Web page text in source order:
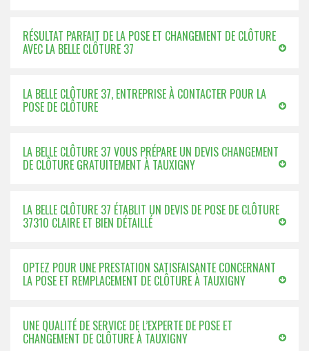
RÉSULTAT PARFAIT DE LA POSE ET CHANGEMENT DE CLÔTURE
AVEC LA BELLE CLÔTURE 37
LA BELLE CLÔTURE 37, ENTREPRISE À CONTACTER POUR LA
POSE DE CLÔTURE
LA BELLE CLÔTURE 37 VOUS PRÉPARE UN DEVIS CHANGEMENT
DE CLÔTURE GRATUITEMENT À TAUXIGNY
LA BELLE CLÔTURE 37 ÉTABLIT UN DEVIS DE POSE DE CLÔTURE
37310 CLAIRE ET BIEN DÉTAILLÉ
OPTEZ POUR UNE PRESTATION SATISFAISANTE CONCERNANT
LA POSE ET REMPLACEMENT DE CLÔTURE À TAUXIGNY
UNE QUALITÉ DE SERVICE DE L’EXPERTE DE POSE ET
CHANGEMENT DE CLÔTURE À TAUXIGNY